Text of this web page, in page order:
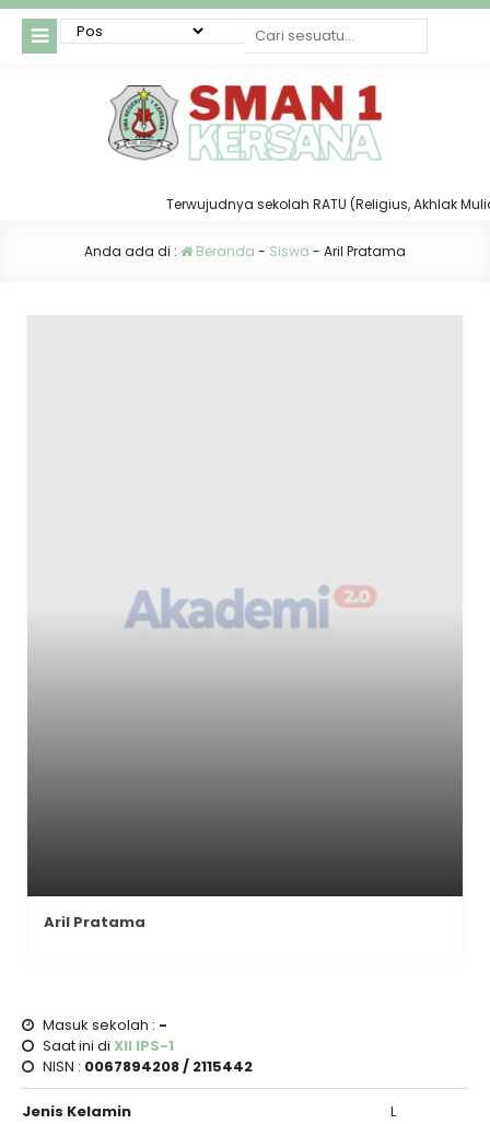
Terwujudnya sekolah RATU (Religius, Akhlak
Anda ada di : Beranda - Siswa - Aril Pratama
Aril Pratama
Masuk sekolah : -
Saat ini di XII IPS-1
NISN : 0067894208 / 2115442
Jenis Kelamin L